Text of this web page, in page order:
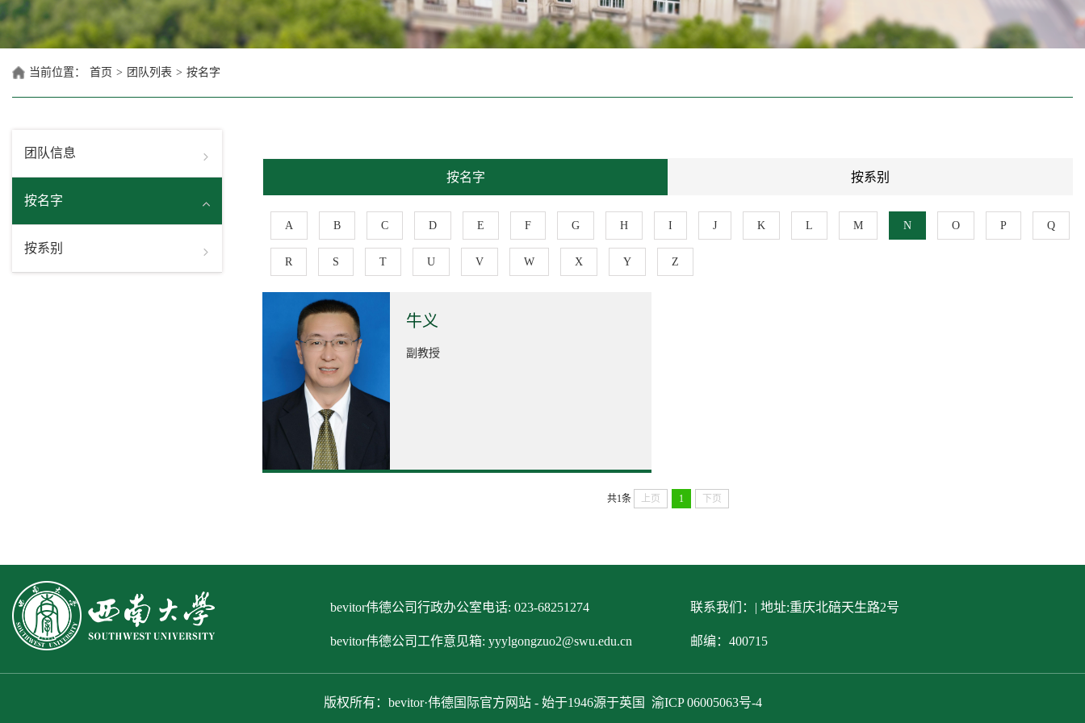
当前位置： 首页 > 团队列表 > 按名字
团队信息
按名字
按系别
按名字 按系别
A B C D E F G H I J K L M N O P Q
R S T U V W X Y Z
牛义
副教授
共1条 上页 1 下页
bevitor伟德公司行政办公室电话: 023-68251274 联系我们：| 地址:重庆北碚天生路2号
bevitor伟德公司工作意见箱: yyylgongzuo2@swu.edu.cn 邮编：400715
版权所有：bevitor·伟德国际官方网站 - 始于1946源于英国 渝ICP 06005063号-4